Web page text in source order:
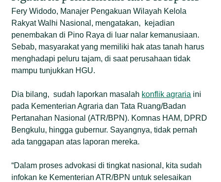
Fery Widodo, Manajer Pengakuan Wilayah Kelola
Rakyat Walhi Nasional, mengatakan, kejadian
penembakan di Pino Raya di luar nalar kemanusiaan.
Sebab, masyarakat yang memiliki hak atas tanah harus
menghadapi peluru tajam, di saat perusahaan tidak
mampu tunjukkan HGU.
Dia bilang, sudah laporkan masalah konflik agraria ini
pada Kementerian Agraria dan Tata Ruang/Badan
Pertanahan Nasional (ATR/BPN). Komnas HAM, DPRD
Bengkulu, hingga gubernur. Sayangnya, tidak pernah
ada tanggapan atas laporan mereka.
“Dalam proses advokasi di tingkat nasional, kita sudah
infokan ke Kementerian ATR/BPN untuk selesaikan